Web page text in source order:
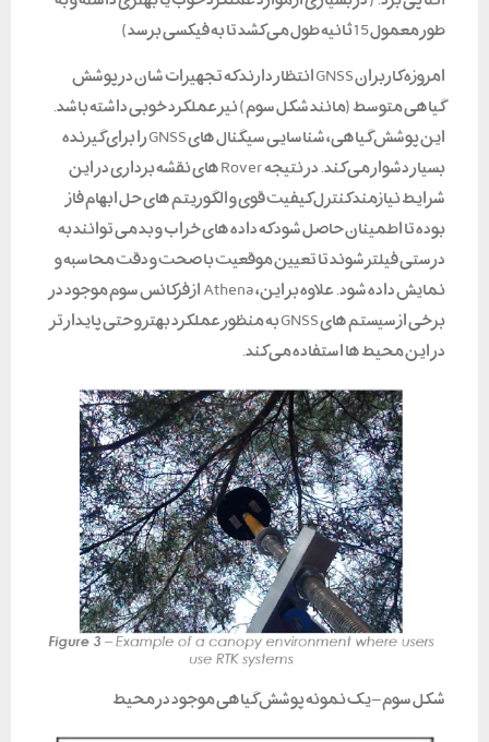
طور معمول 15 ثانیه طول می کشد تا به فیکسی برسد)
امروزه کاربران GNSS انتظار دارند که تجهیزات شان در پوشش
گیاهی متوسط (مانند شکل سوم) نیز عملکرد خوبی داشته باشد.
این پوشش گیاهی، شناسایی سیگنال های GNSS را برای گیرنده
بسیار دشوار می کند. در نتیجه Rover های نقشه برداری در این
شرایط نیازمند کنترل کیفیت قوی و الگوریتم های حل ابهام فاز
بوده تا اطمینان حاصل شود که داده های خراب و بد می توانند به
درستی فیلتر شوند تا تعیین موقعیت با صحت و دقت محاسبه و
نمایش داده شود. علاوه بر این، Athena از فرکانس سوم موجود در
برخی از سیستم های GNSS به منظور عملکرد بهتر و حتی پایدار تر
در این محیط ها استفاده می کند.
شکل سوم – یک نمونه پوشش گیاهی موجود در محیط